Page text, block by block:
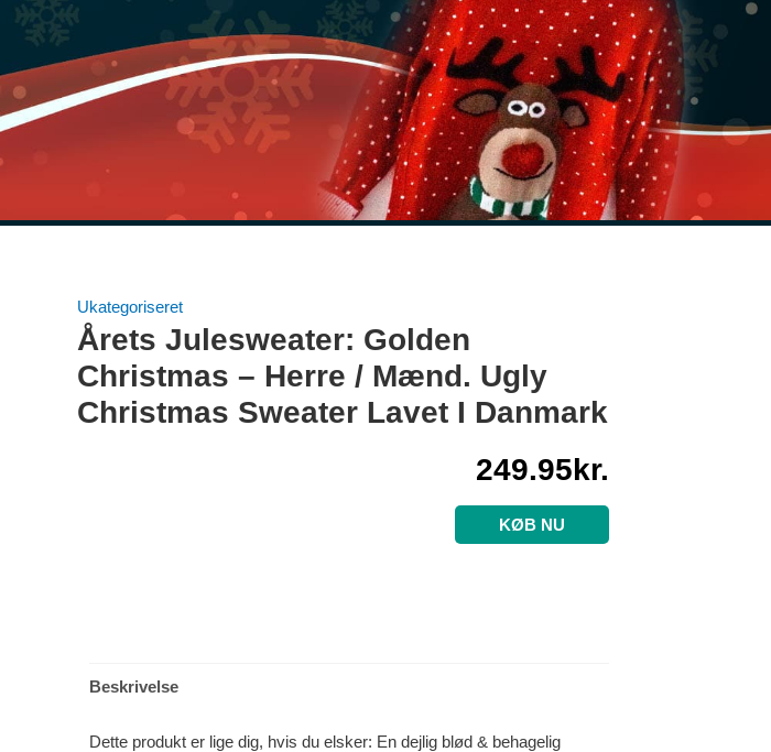
Ukategoriseret
Årets Julesweater: Golden
Christmas – Herre / Mænd. Ugly
Christmas Sweater Lavet I Danmark
249.95kr.
KØB NU
Beskrivelse
Dette produkt er lige dig, hvis du elsker: En dejlig blød & behagelig